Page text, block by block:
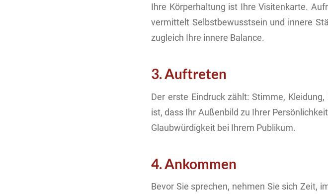
Ihre Körperhaltung ist Ihre Visitenkarte.
vermittelt Selbstbewusstsein und innere
zugleich Ihre innere Balance.
3. Auftreten
Der erste Eindruck zählt: Stimme,
ist, dass Ihr Außenbild zu Ihrer
Glaubwürdigkeit bei Ihrem Publikum.
4. Ankommen
Bevor Sie sprechen, nehmen Sie sich Zeit,